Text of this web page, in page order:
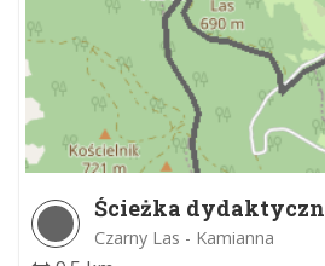
Ścieżka
SZLAKIEM"
Czarny Las - Kamianna